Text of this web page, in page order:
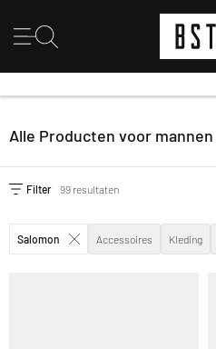
Alle Producten voor mannen
Filter 99 resultaten
Salomon Accessoires Kleding